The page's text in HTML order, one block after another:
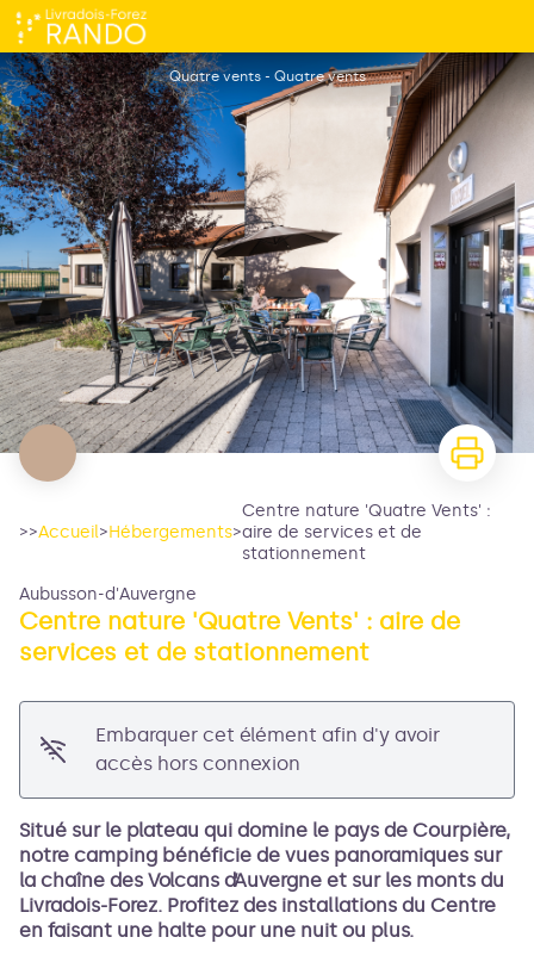
Centre nature 'Quatre Vents' : aire de services et de stationnement
Quatre vents - Quatre vents
Voir l'image en plein écran
>>Accueil>Hébergements>
Centre nature 'Quatre Vents' :
aire de services et de
stationnement
Aubusson-d'Auvergne
Centre nature 'Quatre Vents' : aire de
services et de stationnement
Embarquer cet élément afin d'y avoir
accès hors connexion
Situé sur le plateau qui domine le pays de Courpière,
notre camping bénéficie de vues panoramiques sur
la chaîne des Volcans d’Auvergne et sur les monts du
Livradois-Forez. Profitez des installations du Centre
en faisant une halte pour une nuit ou plus.